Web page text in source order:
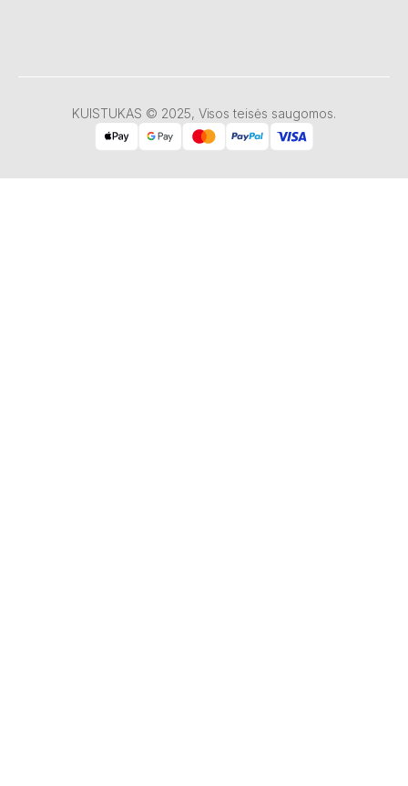
KUISTUKAS © 2025, Visos teisės saugomos.